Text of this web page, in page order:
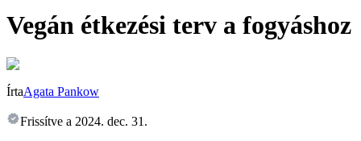
Vegán étkezési terv a fogyáshoz
ÍrtaAgata Pankow
Frissítve a 2024. dec. 31.